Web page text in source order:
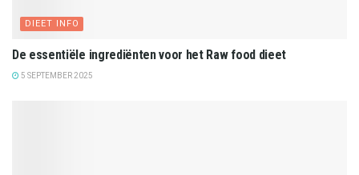
DIEET INFO
De essentiële ingrediënten voor het Raw food dieet
5 SEPTEMBER 2025